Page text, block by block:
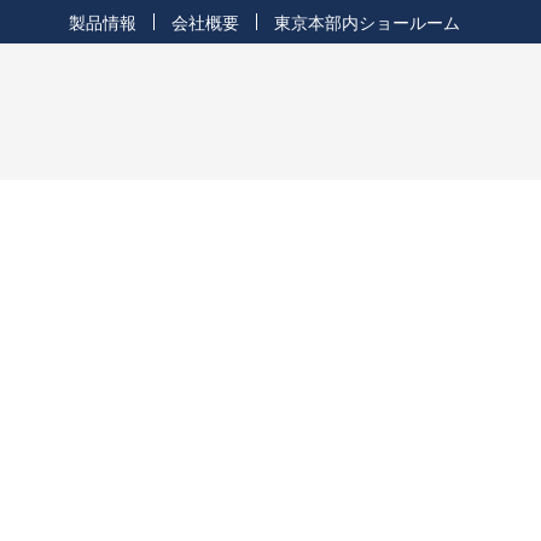
製品情報 会社概要 東京本部内ショールーム